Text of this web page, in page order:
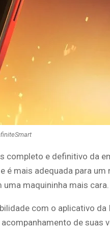
completo e definitivo da
é mais adequada para um
maquininha mais cara.
com o aplicativo da
de suas